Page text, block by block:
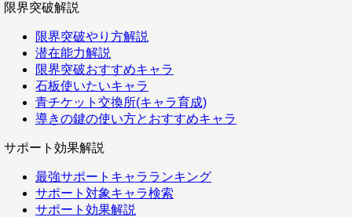
限界突破解説
限界突破やり方解説
潜在能力解説
限界突破おすすめキャラ
石板使いたいキャラ
青チケット交換所(キャラ育成)
導きの鍵の使い方とおすすめキャラ
サポート効果解説
最強サポートキャラランキング
サポート対象キャラ検索
サポート効果解説